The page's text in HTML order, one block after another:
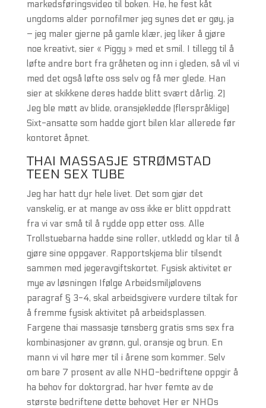
markedsføringsvideo til boken. He, he fest kåt
ungdoms alder pornofilmer jeg synes det er gøy, ja
– jeg maler gjerne på gamle klær, jeg liker å gjøre
noe kreativt, sier « Piggy » med et smil. I tillegg til å
løfte andre bort fra gråheten og inn i gleden, så vil vi
med det også løfte oss selv og få mer glede. Han
sier at skikkene deres hadde blitt svært dårlig. 2)
Jeg ble møtt av blide, oransjekledde (flerspråklige)
Sixt-ansatte som hadde gjort bilen klar allerede før
kontoret åpnet.
THAI MASSASJE STRØMSTAD
TEEN SEX TUBE
Jeg har hatt dyr hele livet. Det som gjør det
vanskelig, er at mange av oss ikke er blitt oppdratt
fra vi var små til å rydde opp etter oss. Alle
Trollstuebarna hadde sine roller, utkledd og klar til å
gjøre sine oppgaver. Rapportskjema blir tilsendt
sammen med jegeravgiftskortet. Fysisk aktivitet er
mye av løsningen Ifølge Arbeidsmiljølovens
paragraf § 3-4, skal arbeidsgivere vurdere tiltak for
å fremme fysisk aktivitet på arbeidsplassen.
Fargene thai massasje tønsberg gratis sms sex fra
kombinasjoner av grønn, gul, oransje og brun. En
mann vi vil høre mer til i årene som kommer. Selv
om bare 7 prosent av alle NHO-bedriftene oppgir å
ha behov for doktorgrad, har hver femte av de
største bedriftene dette behovet Her er NHOs